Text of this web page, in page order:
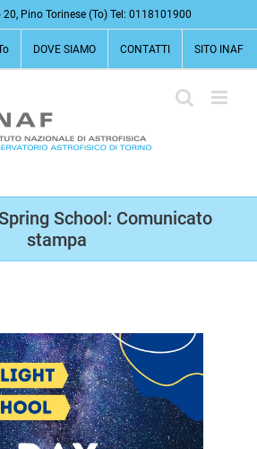
Pino Torinese (To) Tel: 0118101900
DOVE SIAMO CONTATTI SITO INAF
School: Comunicato
stampa